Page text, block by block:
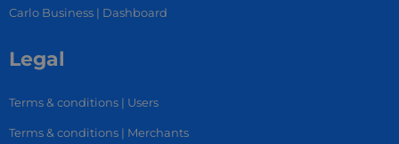
Carlo Business | Dashboard
Legal
Terms & conditions | Users
Terms & conditions | Merchants